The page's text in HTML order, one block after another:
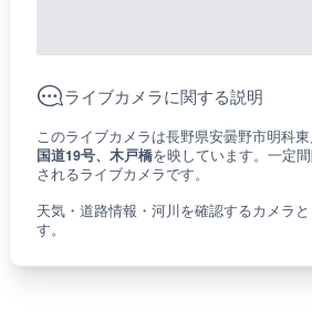
ライブカメラに関する説明
このライブカメラは長野県安曇野市明科東
国道19号、木戸橋を映しています。一定
されるライブカメラです。
天気・道路情報・河川を確認するカメラ
す。